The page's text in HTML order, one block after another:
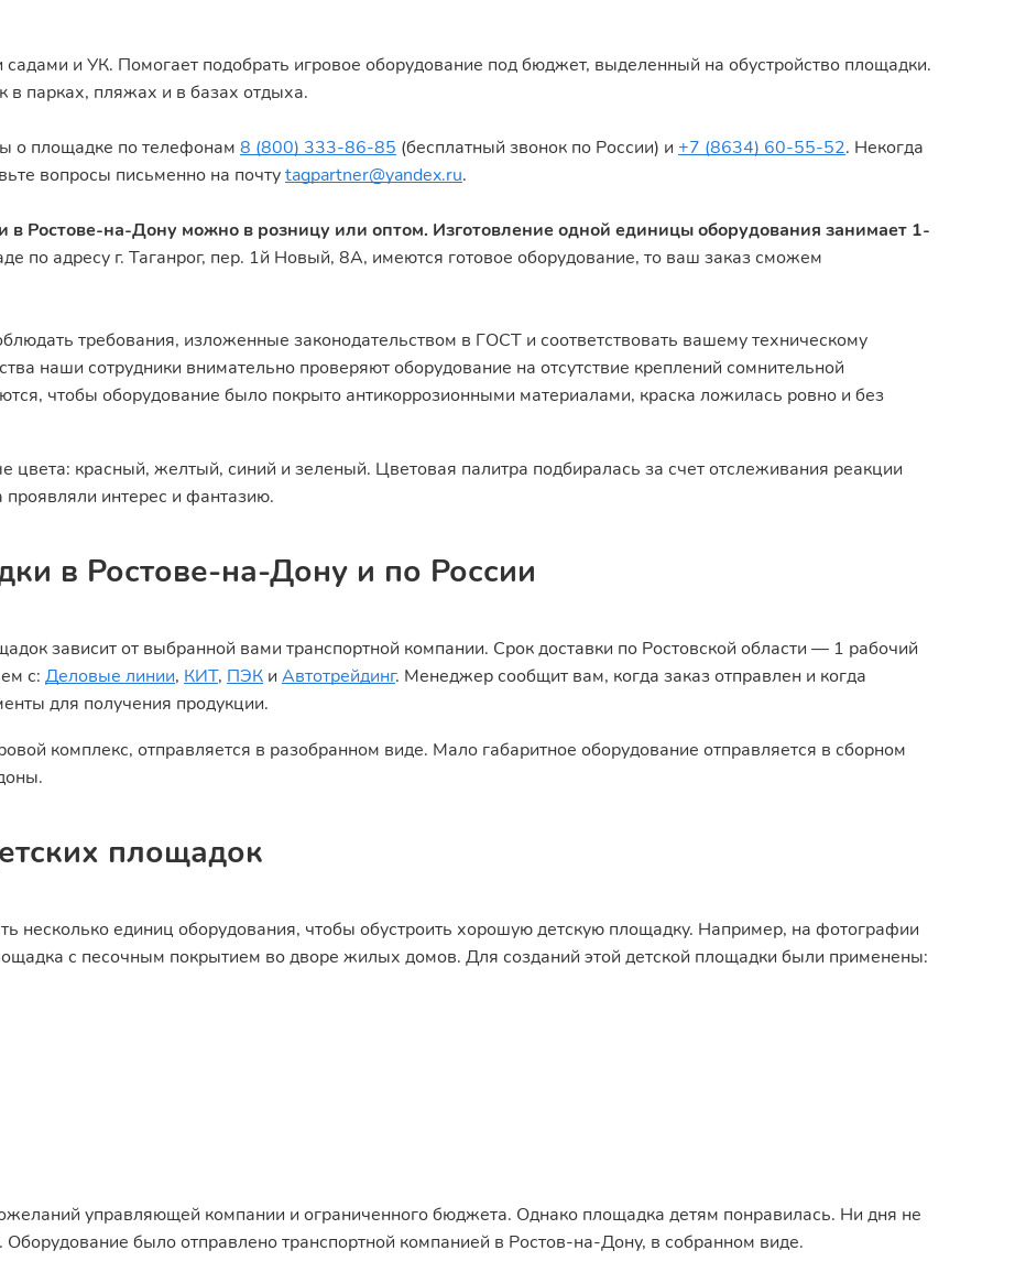
и УК. Помогает подобрать игровое оборудование под бюджет, выделенный на обустройство площадки.
в парках, пляжах и в базах отдыха.
о площадке по телефонам 8 (800) 333-86-85 (бесплатный звонок по России) и +7 (8634) 60-55-52. Некогда
вопросы письменно на почтуtagpartner@yandex.ru.
в Ростове-на-Дону можно в розницу или оптом. Изготовление одной единицы оборудования занимает 1-
по адресу г. Таганрог, пер. 1й Новый, 8А, имеются готовое оборудование, то ваш заказ сможем
требования, изложенные законодательством в ГОСТ и соответствовать вашему техническому
наши сотрудники внимательно проверяют оборудование на отсутствие креплений сомнительной
чтобы оборудование было покрыто антикоррозионными материалами, краска ложилась ровно и без
красный, желтый, синий и зеленый. Цветовая палитра подбиралась за счет отслеживания реакции
проявляли интерес и фантазию.
в Ростове-на-Дону и по России
зависит от выбранной вами транспортной компании. Срок доставки по Ростовской области — 1 рабочий
с: Деловые линии, КИТ, ПЭК и Автотрейдинг. Менеджер сообщит вам, когда заказ отправлен и когда
для получения продукции.
комплекс, отправляется в разобранном виде. Мало габаритное оборудование отправляется в сборном
площадок
несколько единиц оборудования, чтобы обустроить хорошую детскую площадку. Например, на фотографии
с песочным покрытием во дворе жилых домов. Для созданий этой детской площадки были применены:
управляющей компании и ограниченного бюджета. Однако площадка детям понравилась. Ни дня не
было отправлено транспортной компанией в Ростов-на-Дону, в собранном виде.